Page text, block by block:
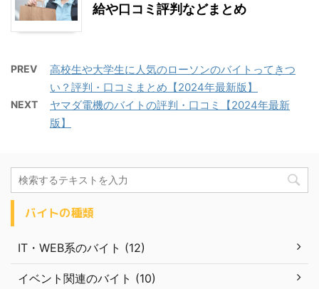
給や口コミ評判などまとめ
PREV
高校生や大学生に人気のローソンのバイトってきつ
い？評判・口コミまとめ【2024年最新版】
NEXT
ヤマダ電機のバイトの評判・口コミ【2024年最新
版】
バイトの種類
IT・WEB系のバイト (12)
イベント関連のバイト (10)